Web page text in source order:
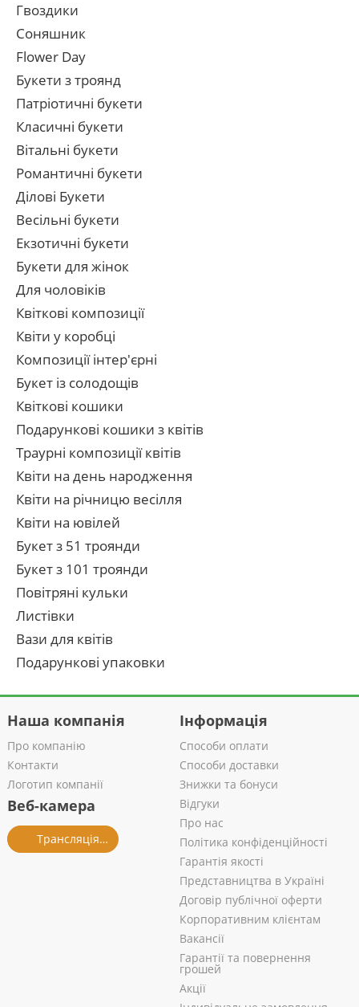
Гвоздики
Соняшник
Flower Day
Букети з троянд
Патріотичні букети
Класичні букети
Вітальні букети
Романтичні букети
Ділові Букети
Весільні букети
Екзотичні букети
Букети для жінок
Для чоловіків
Квіткові композиції
Квіти у коробці
Композиції інтер'єрні
Букет із солодощів
Квіткові кошики
Подарункові кошики з квітів
Траурні композиції квітів
Квіти на день народження
Квіти на річницю весілля
Квіти на ювілей
Букет з 51 троянди
Букет з 101 троянди
Повітряні кульки
Листівки
Вази для квітів
Подарункові упаковки
Наша компанія
Про компанію
Контакти
Логотип компанії
Веб-камера
Трансляція із салону
Інформація
Способи оплати
Способи доставки
Знижки та бонуси
Відгуки
Про нас
Політика конфіденційності
Гарантія якості
Представництва в Україні
Договір публічної оферти
Корпоративним клієнтам
Вакансії
Гарантії та повернення
грошей
Акції